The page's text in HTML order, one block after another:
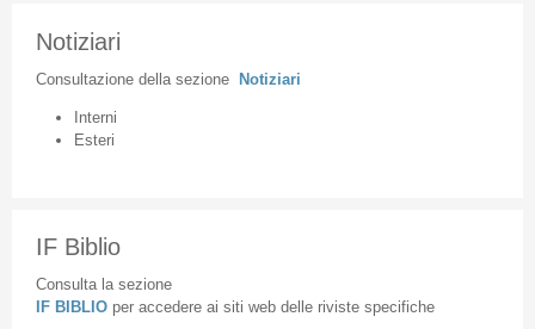
Notiziari
Consultazione della sezione Notiziari
Interni
Esteri
IF Biblio
Consulta la sezione
IF BIBLIO per accedere ai siti web delle riviste specifiche